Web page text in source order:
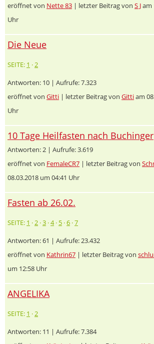
eröffnet von Nette 83 | letzter Beitrag von S Jam
Uhr
Die Neue
SEITE: 1 ·2
Antworten: 10 | Aufrufe: 7.323
eröffnet von Gitti | letzter Beitrag von Gittiam
Uhr
10 Tage Heilfasten nach Buchinger
Antworten: 2 | Aufrufe: 3.619
eröffnet von FemaleCR7 | letzter Beitrag von
08.03.2018 um 04:41 Uhr
Fasten ab 26.02.
SEITE: 1 ·2 ·3 ·4· 5 ·6 ·7
Antworten: 61 | Aufrufe: 23.432
eröffnet von Kathrin67 | letzter Beitrag von
um 12:58 Uhr
ANGELIKA
SEITE: 1 ·2
Antworten: 11 | Aufrufe: 7.384